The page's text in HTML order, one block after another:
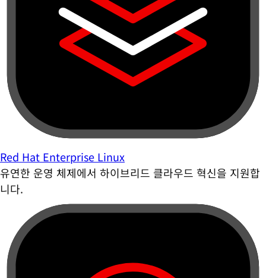
Red Hat Enterprise Linux
유연한 운영 체제에서 하이브리드 클라우드 혁신을 지원합
니다.